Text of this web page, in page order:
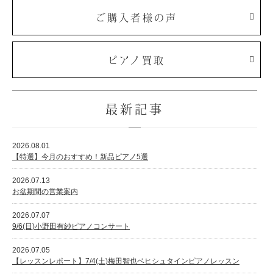
ご購入者様の声
ピアノ買取
最新記事
2026.08.01
【特選】今月のおすすめ！新品ピアノ5選
2026.07.13
お盆期間の営業案内
2026.07.07
9/6(日)小野田有紗ピアノコンサート
2026.07.05
【レッスンレポート】7/4(土)梅田智也ベヒシュタインピアノレッスン